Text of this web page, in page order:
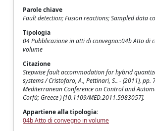
Parole chiave
Fault detection; Fusion reactions; Sampled data
Tipologia
04 Pubblicazione in atti di convegno::04b Atto di
volume
Citazione
Stepwise fault accommodation for hybrid
systems / Cristofaro, A., Pettinari, S.. - (2011), pp.
Mediterranean Conference on Control and
Corfù; Greece ) [10.1109/MED.2011.5983057].
Appartiene alla tipologia:
04b Atto di convegno in volume